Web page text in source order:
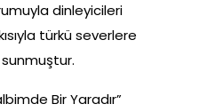
dinleyicileri
türkü severlere
Bir Yaradır”